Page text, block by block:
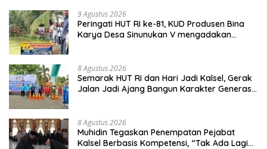
9 Agustus 2026
Peringati HUT RI ke-81, KUD Produsen Bina
Karya Desa Sinunukan V mengadakan
8 Agustus 2026
Semarak HUT RI dan Hari Jadi Kalsel, Gerak
Jalan Jadi Ajang Bangun Karakter Generasi
8 Agustus 2026
Muhidin Tegaskan Penempatan Pejabat
Kalsel Berbasis Kompetensi, “Tak Ada Lagi